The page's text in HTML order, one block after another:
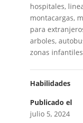
hospitales,
montacargas,
para
arboles,
zonas
Habilidades
Publicado el
julio 5, 2024